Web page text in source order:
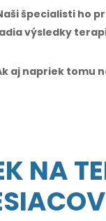
špecialisti ho
výsledky
aj napriek tomu
NA